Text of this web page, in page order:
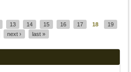
13 14 15 16 17 18
19
next › last »